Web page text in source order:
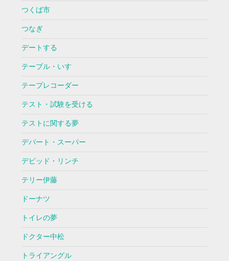
つくば市
つなぎ
デートする
テーブル・いす
テープレコーダー
テスト・試験を受ける
テストに関する夢
デパート・スーパー
デビッド・リンチ
テリー伊藤
ドーナツ
トイレの夢
ドクター中松
トライアングル